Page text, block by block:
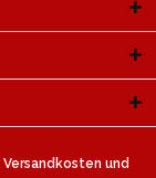
Versandkosten und